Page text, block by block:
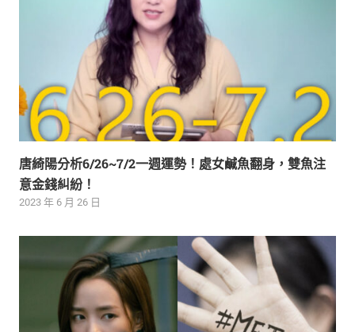
唐綺陽分析6/26~7/2一週運勢！處女鹹魚翻身，雙魚注
意金錢糾紛！
2023 年 6 月 26 日